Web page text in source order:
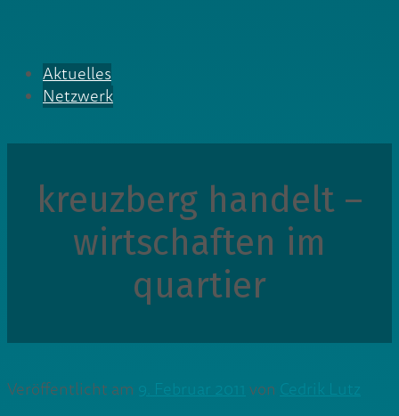
Aktuelles
Netzwerk
kreuzberg handelt –
wirtschaften im
quartier
Veröffentlicht am 9. Februar 2011von Cedrik Lutz